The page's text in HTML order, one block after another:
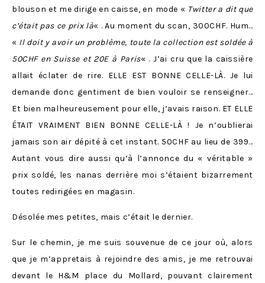
blouson et me dirige en caisse, en mode « Twitter a dit que
c’était pas ce prix là« . Au moment du scan, 300CHF. Hum…
« Il doit y avoir un problème, toute la collection est soldée à
50CHF en Suisse et 20E à Paris« . J’ai cru que la caissière
allait éclater de rire. ELLE EST BONNE CELLE-LÀ. Je lui
demande donc gentiment de bien vouloir se renseigner…
Et bien malheureusement pour elle, j’avais raison. ET ELLE
ÉTAIT VRAIMENT BIEN BONNE CELLE-LÀ ! Je n’oublierai
jamais son air dépité à cet instant. 50CHF au lieu de 399…
Autant vous dire aussi qu’à l’annonce du « véritable »
prix soldé, les nanas derrière moi s’étaient bizarrement
toutes redirigées en magasin.
Désolée mes petites, mais c’était le dernier.
Sur le chemin, je me suis souvenue de ce jour où, alors
que je m’appretais à rejoindre des amis, je me retrouvai
devant le H&M place du Mollard, pouvant clairement